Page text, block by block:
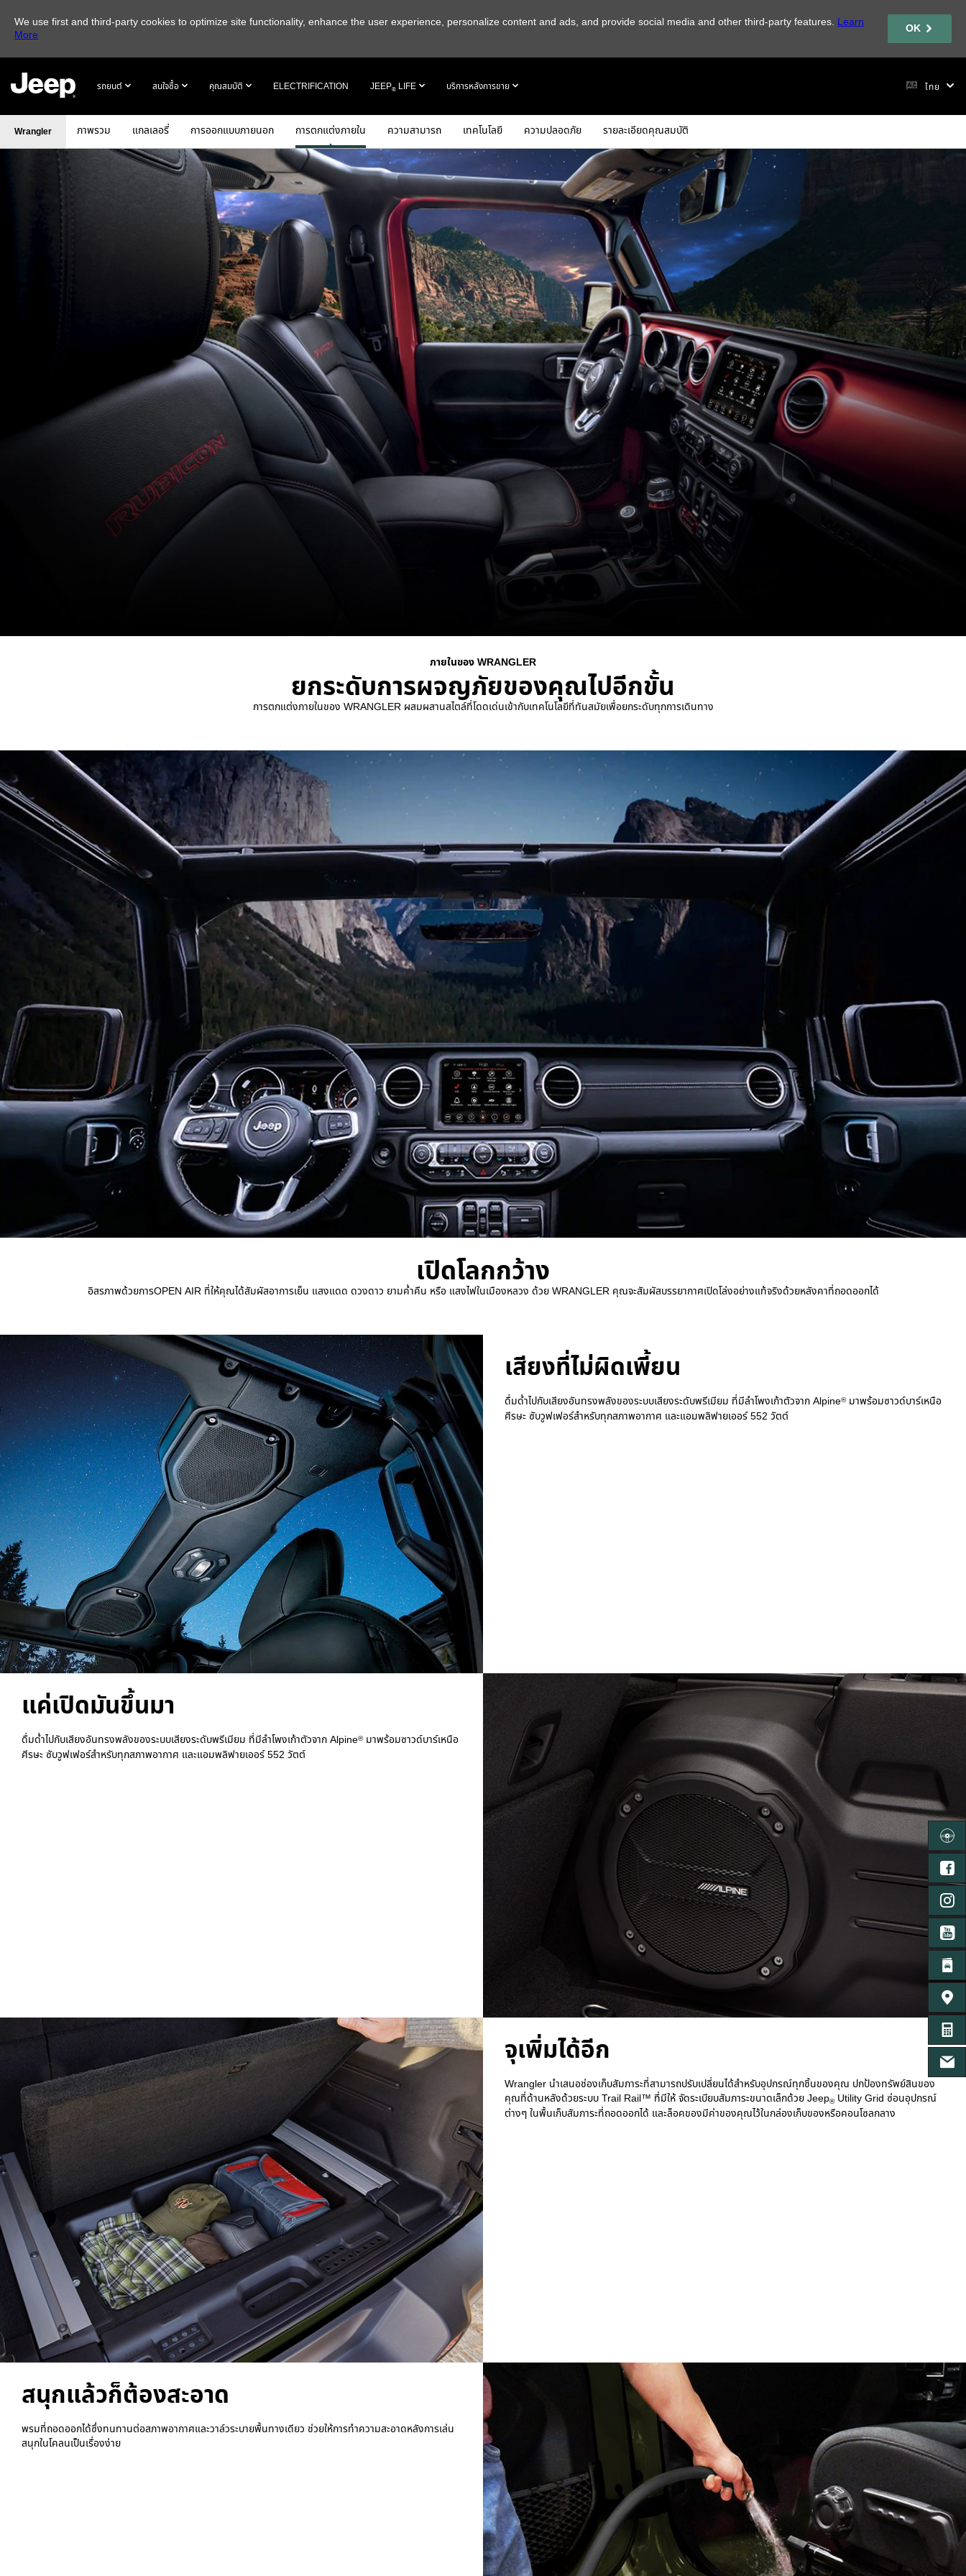
We use first and third-party cookies to optimize site functionality, enhance the user experience, personalize content and ads, and provide social media and other third-party features. Learn
More
OK
MAIN
CONTENT รถยนต์ สนใจซื้อ คุณสมบัติ ELECTRIFICATION JEEP® LIFE บริการหลังการขาย ไทย
ลงทะ
ค้นหา
คำนว
เฟสบุ๊
Wrangler ภาพรวม แกลเลอรี่ การออกแบบภายนอก การตกแต่งภายใน ความสามารถ เทคโนโลยี ความปลอดภัย รายละเอียดคุณสมบัติ
SKIP TO
NAVIGATION
ภายในของ WRANGLER
ยกระดับการผจญภัยของคุณไปอีกขั้น
การตกแต่งภายในของ WRANGLER ผสมผสานสไตล์ที่โดดเด่นเข้ากับเทคโนโลยีที่ทันสมัยเพื่อยกระดับทุกการเดินทาง
เปิดโลกกว้าง
อิสรภาพด้วยการOPEN AIR ที่ให้คุณได้สัมผัสอาการเย็น แสงแดด ดวงดาว ยามค่ำคืน หรือ แสงไฟในเมืองหลวง ด้วย WRANGLER คุณจะสัมผัสบรรยากาศเปิดโล่งอย่างแท้จริงด้วยหลังคาที่ถอดออกได้
เสียงที่ไม่ผิดเพี้ยน
ดื่มด่ำไปกับเสียงอันทรงพลังของระบบเสียงระดับพรีเมียม ที่มีลำโพงเก้าตัวจาก Alpine®มาพร้อมซาวด์บาร์เหนือ
ศีรษะ ซับวูฟเฟอร์สำหรับทุกสภาพอากาศ และแอมพลิฟายเออร์ 552 วัตต์
แค่เปิดมันขึ้นมา
ดื่มด่ำไปกับเสียงอันทรงพลังของระบบเสียงระดับพรีเมียม ที่มีลำโพงเก้าตัวจาก Alpine®มาพร้อมซาวด์บาร์เหนือ
ศีรษะ ซับวูฟเฟอร์สำหรับทุกสภาพอากาศ และแอมพลิฟายเออร์ 552 วัตต์
จุเพิ่มได้อีก
Wrangler นำเสนอช่องเก็บสัมภาระที่สามารถปรับเปลี่ยนได้สำหรับอุปกรณ์ทุกชิ้นของคุณ ปกป้องทรัพย์สินของ
คุณที่ด้านหลังด้วยระบบ Trail Rail™ ที่มีให้ จัดระเบียบสัมภาระขนาดเล็กด้วย Jeep®Utility Grid ซ่อนอุปกรณ์
ต่างๆ ในพื้นเก็บสัมภาระที่ถอดออกได้ และล็อคของมีค่าของคุณไว้ในกล่องเก็บของหรือคอนโซลกลาง
สนุกแล้วก็ต้องสะอาด
พรมที่ถอดออกได้ซึ่งทนทานต่อสภาพอากาศและวาล์วระบายพื้นทางเดียว ช่วยให้การทำความสะอาดหลังการเล่น
สนุกในโคลนเป็นเรื่องง่าย